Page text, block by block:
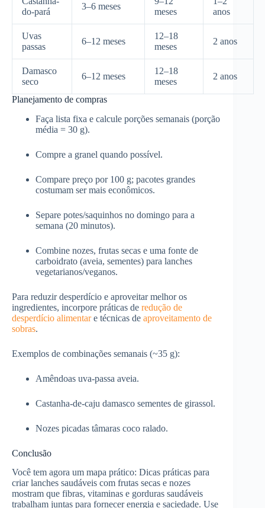
do-pará
3–6 meses
meses
anos
Uvas
passas
6–12 meses
12–18
meses
2 anos
Damasco
seco
6–12 meses
12–18
meses
2 anos
Planejamento de compras
Faça lista fixa e calcule porções semanais (porção
média = 30 g).
Compre a granel quando possível.
Compare preço por 100 g; pacotes grandes
costumam ser mais econômicos.
Separe potes/saquinhos no domingo para a
semana (20 minutos).
Combine nozes, frutas secas e uma fonte de
carboidrato (aveia, sementes) para lanches
vegetarianos/veganos.
Para reduzir desperdício e aproveitar melhor os
ingredientes, incorpore práticas de redução de
desperdício alimentare técnicas de aproveitamento de
sobras.
Exemplos de combinações semanais (~35 g):
Amêndoas uva-passa aveia.
Castanha-de-caju damasco sementes de girassol.
Nozes picadas tâmaras coco ralado.
Conclusão
Você tem agora um mapa prático: Dicas práticas para
criar lanches saudáveis com frutas secas e nozes
mostram que fibras, vitaminas e gorduras saudáveis
trabalham juntas para fornecer energia e saciedade. Use